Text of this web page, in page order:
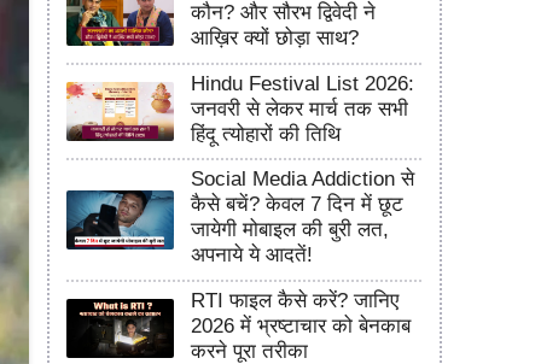
कौन? और सौरभ द्विवेदी ने
आख़िर क्यों छोड़ा साथ?
Hindu Festival List 2026:
जनवरी से लेकर मार्च तक सभी
हिंदू त्योहारों की तिथि
Social Media Addiction से
कैसे बचें? केवल 7 दिन में छूट
जायेगी मोबाइल की बुरी लत,
अपनाये ये आदतें!
RTI फाइल कैसे करें? जानिए
2026 में भ्रष्टाचार को बेनकाब
करने पूरा तरीका